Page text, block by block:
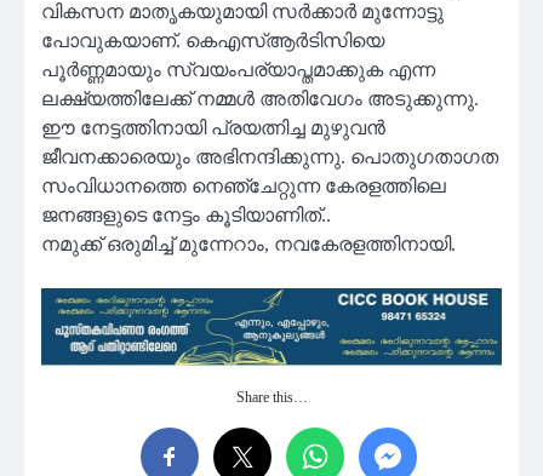
വികസന മാതൃകയുമായി സർക്കാർ മുന്നോട്ടു
പോവുകയാണ്. കെഎസ്ആർടിസിയെ
പൂർണ്ണമായും സ്വയംപര്യാപ്തമാക്കുക എന്ന
ലക്ഷ്യത്തിലേക്ക് നമ്മൾ അതിവേഗം അടുക്കുന്നു.
ഈ നേട്ടത്തിനായി പ്രയത്നിച്ച മുഴുവൻ
ജീവനക്കാരെയും അഭിനന്ദിക്കുന്നു. പൊതുഗതാഗത
സംവിധാനത്തെ നെഞ്ചേറ്റുന്ന കേരളത്തിലെ
ജനങ്ങളുടെ നേട്ടം കൂടിയാണിത്..
നമുക്ക് ഒരുമിച്ച് മുന്നേറാം, നവകേരളത്തിനായി.
Share this…